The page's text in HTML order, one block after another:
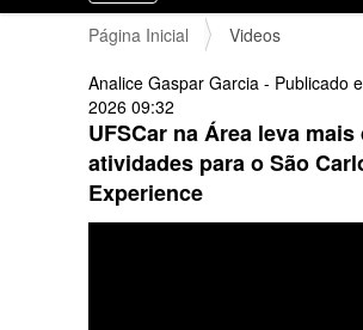
v
Página Inicial
Videos
Analice Gaspar Garcia - Publicado
2026 09:32
UFSCar na Área leva mais
atividades para o São
Experience